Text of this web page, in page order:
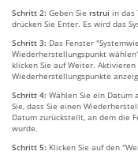
Schritt 2: Geben Sie rstrui in das
drücken Sie Enter. Es wird das
Schritt 3: Das Fenster
Wiederherstellungspunkt
klicken Sie auf Weiter.
Wiederherstellungspunkte
Schritt 4: Wählen Sie ein Datum
Sie, dass Sie einen
Datum zurückstellt, an dem die
wurde.
Schritt 5: Klicken Sie auf den